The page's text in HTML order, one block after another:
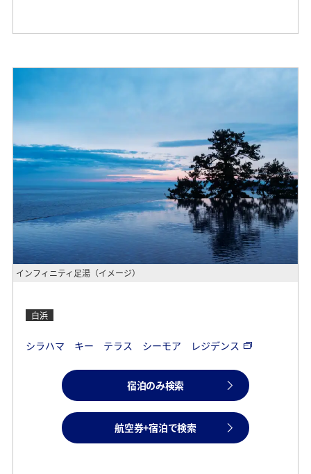
インフィニティ足湯（イメージ）
白浜
シラハマ キー テラス シーモア レジデンス
宿泊のみ検索
航空券+宿泊で検索